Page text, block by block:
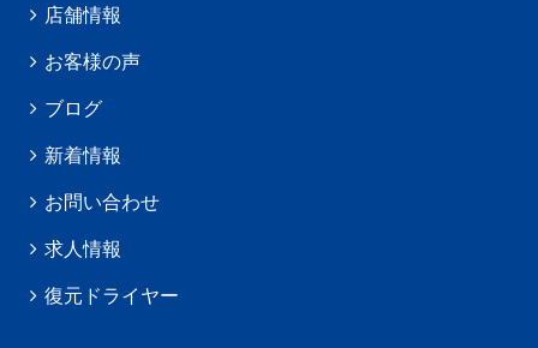
店舗情報
お客様の声
ブログ
新着情報
お問い合わせ
求人情報
復元ドライヤー